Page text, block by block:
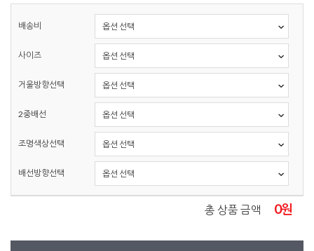
배송비
사이즈
거울방향선택
2중배선
조명색상선택
배선방향선택
총 상품 금액 0원